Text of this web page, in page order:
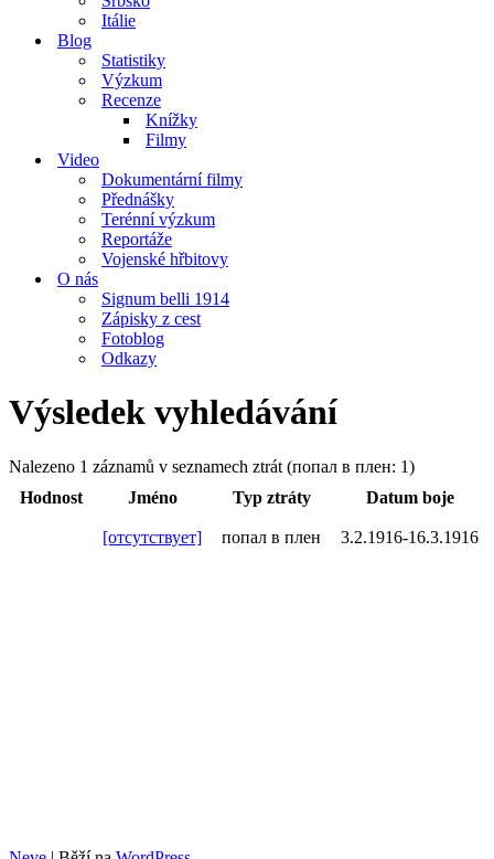
Itálie
Blog
Statistiky
Výzkum
Recenze
Knížky
Filmy
Video
Dokumentární filmy
Přednášky
Terénní výzkum
Reportáže
Vojenské hřbitovy
O nás
Signum belli 1914
Zápisky z cest
Fotoblog
Odkazy
Výsledek vyhledávání
Nalezeno 1 záznamů v seznamech ztrát (попал в плен: 1)
Hodnost
Jméno Typ ztráty Datum boje
[отсутствует] попал в плен 3.2.1916-16.3.1916